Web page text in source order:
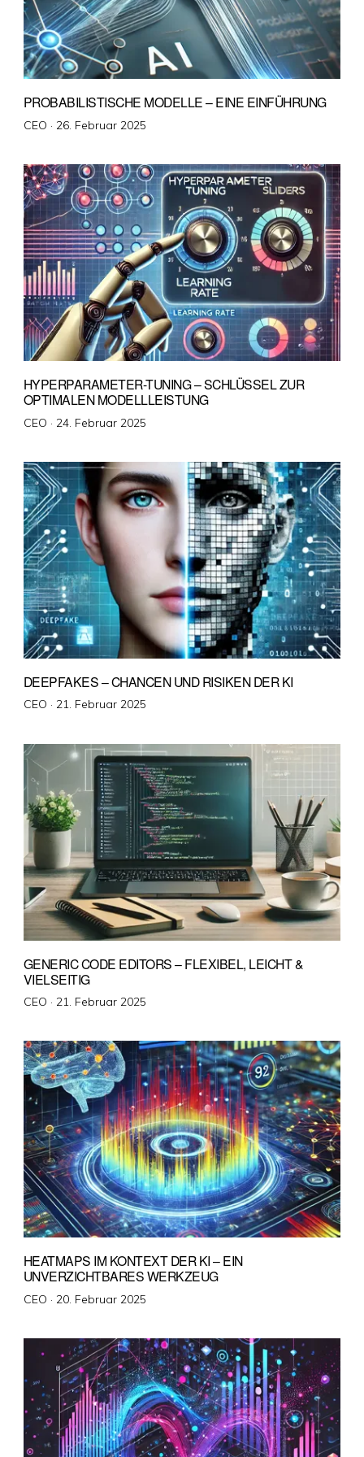
PROBABILISTISCHE MODELLE – EINE EINFÜHRUNG
CEO · Veröffentlicht
26. Februar 2025
HYPERPARAMETER-TUNING – SCHLÜSSEL ZUR
OPTIMALEN MODELLLEISTUNG
CEO · Veröffentlicht
24. Februar 2025
DEEPFAKES – CHANCEN UND RISIKEN DER KI
CEO · Veröffentlicht
21. Februar 2025
GENERIC CODE EDITORS – FLEXIBEL, LEICHT &
VIELSEITIG
CEO · Veröffentlicht
21. Februar 2025
HEATMAPS IM KONTEXT DER KI – EIN
UNVERZICHTBARES WERKZEUG
CEO · Veröffentlicht
20. Februar 2025